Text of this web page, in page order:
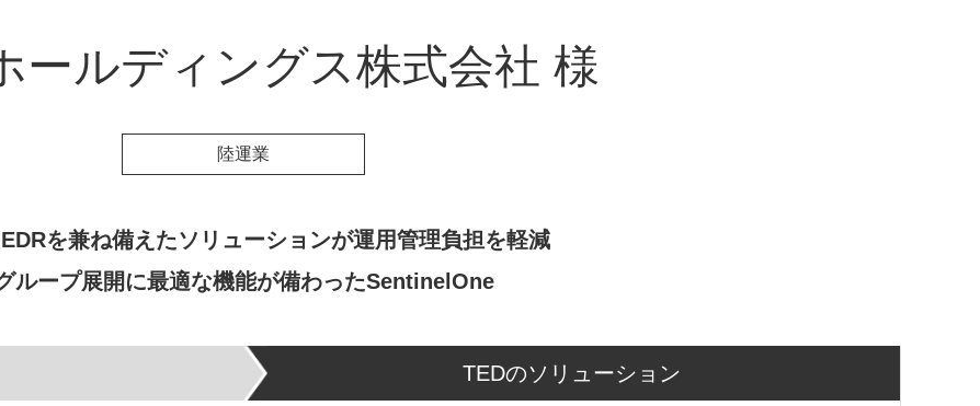
ールディングス株式会社 様
陸運業
を兼ね備えたソリューションが運用管理負担を軽減
ループ展開に最適な機能が備わったSentinelOne
TEDのソリューション